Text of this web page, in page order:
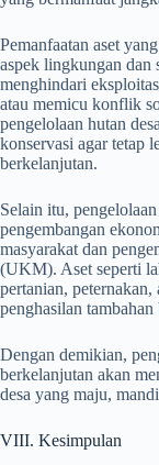
Pemanfaatan aset
aspek lingkungan dan
menghindari
atau memicu konflik
pengelolaan hutan
konservasi agar tetap
berkelanjutan.
Selain itu,
pengembangan
masyarakat dan
(UKM). Aset seperti
pertanian, peternakan,
penghasilan
Dengan demikian,
berkelanjutan akan
desa yang maju,
VIII. Kesimpulan